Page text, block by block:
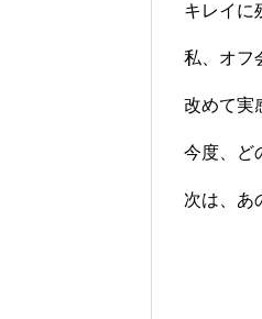
キレイに
私、オフ
改めて実
今度、ど
次は、あ